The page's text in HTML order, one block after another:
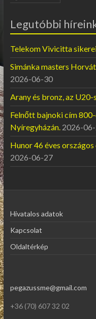
Legutóbbi
Telekom Vivicitta
Simánka masters
2026-06-30
Arany és bronz, az
Felnőtt bajnoki cím
Nyíregyházán. 2026-
Hunor 46 éves
2026-06-27
Hivatalos adatok
Kapcsolat
Oldaltérkép
pegazussme@gmail.com
+36 (70) 607 32 02